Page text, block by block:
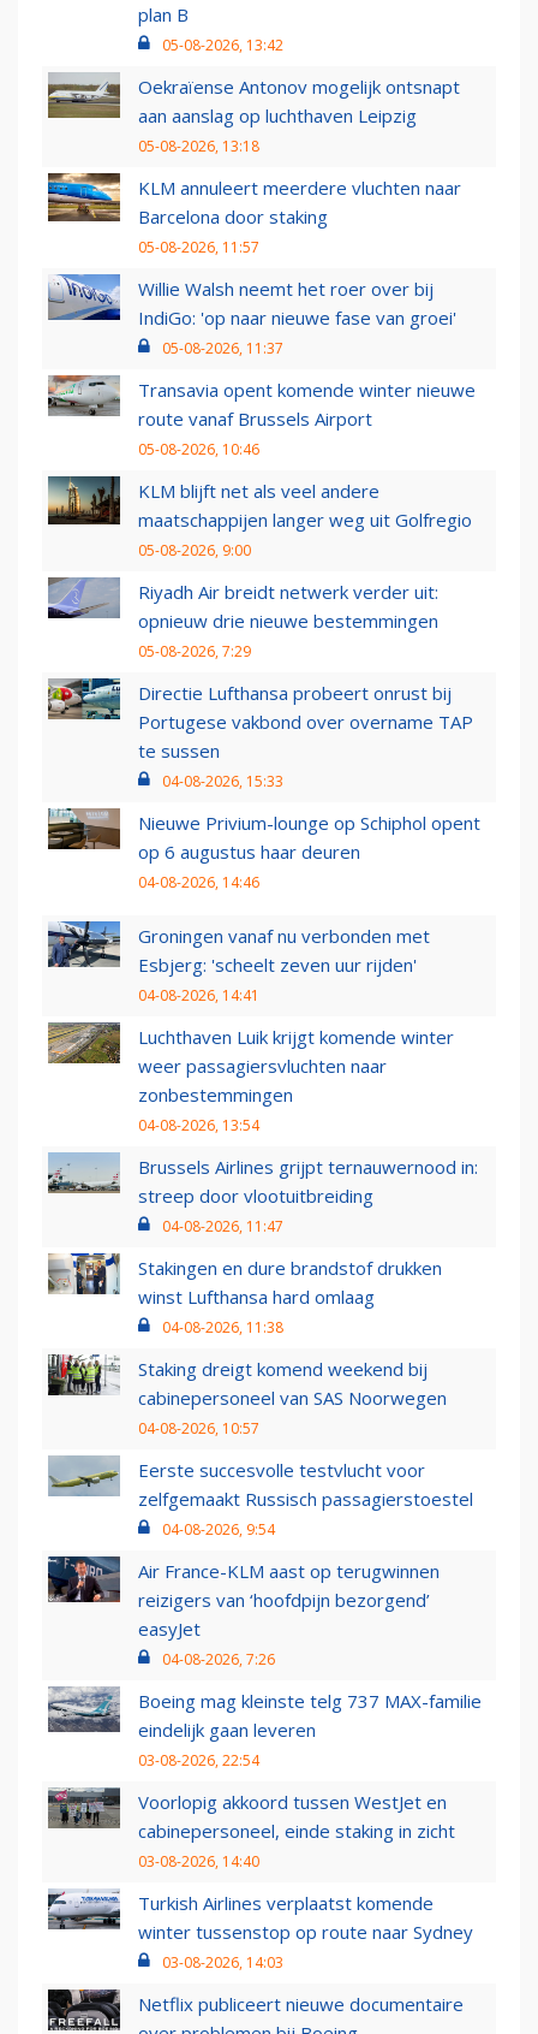
plan B
05-08-2026, 13:42
Oekraïense Antonov mogelijk ontsnapt
aan aanslag op luchthaven Leipzig
05-08-2026, 13:18
KLM annuleert meerdere vluchten naar
Barcelona door staking
05-08-2026, 11:57
Willie Walsh neemt het roer over bij
IndiGo: 'op naar nieuwe fase van groei'
05-08-2026, 11:37
Transavia opent komende winter nieuwe
route vanaf Brussels Airport
05-08-2026, 10:46
KLM blijft net als veel andere
maatschappijen langer weg uit Golfregio
05-08-2026, 9:00
Riyadh Air breidt netwerk verder uit:
opnieuw drie nieuwe bestemmingen
05-08-2026, 7:29
Directie Lufthansa probeert onrust bij
Portugese vakbond over overname TAP
te sussen
04-08-2026, 15:33
Nieuwe Privium-lounge op Schiphol opent
op 6 augustus haar deuren
04-08-2026, 14:46
Groningen vanaf nu verbonden met
Esbjerg: 'scheelt zeven uur rijden'
04-08-2026, 14:41
Luchthaven Luik krijgt komende winter
weer passagiersvluchten naar
zonbestemmingen
04-08-2026, 13:54
Brussels Airlines grijpt ternauwernood in:
streep door vlootuitbreiding
04-08-2026, 11:47
Stakingen en dure brandstof drukken
winst Lufthansa hard omlaag
04-08-2026, 11:38
Staking dreigt komend weekend bij
cabinepersoneel van SAS Noorwegen
04-08-2026, 10:57
Eerste succesvolle testvlucht voor
zelfgemaakt Russisch passagierstoestel
04-08-2026, 9:54
Air France-KLM aast op terugwinnen
reizigers van ‘hoofdpijn bezorgend’
easyJet
04-08-2026, 7:26
Boeing mag kleinste telg 737 MAX-familie
eindelijk gaan leveren
03-08-2026, 22:54
Voorlopig akkoord tussen WestJet en
cabinepersoneel, einde staking in zicht
03-08-2026, 14:40
Turkish Airlines verplaatst komende
winter tussenstop op route naar Sydney
03-08-2026, 14:03
Netflix publiceert nieuwe documentaire